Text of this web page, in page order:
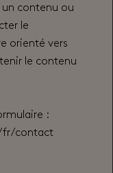
un contenu ou
le
orienté vers
le contenu
:
fr/contact